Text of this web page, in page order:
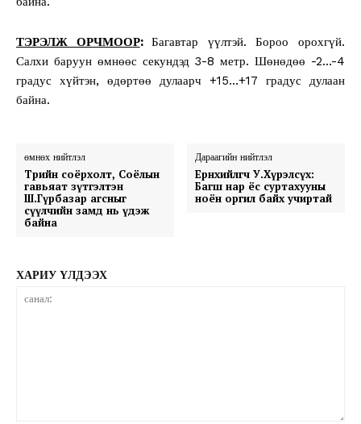
ТЭРЭЛЖ ОРЧМООР:Багавтар үүлтэй. Бороо орохгүй.
Салхи баруун өмнөөс секундэд 3-8 метр. Шөнөдөө -2…-4
градус хүйтэн, өдөртөө дулаарч +15…+17 градус дулаан
байна.
өмнөх нийтлэл
Төрийн соёрхолт, Соёлын
гавьяат зүтгэлтэн
Ш.Гүрбазар агсныг
сүүлчийн замд нь үдэж
байна
Дараагийн нийтлэл
Ерөнхийлөгч У.Хүрэлсүх:
Багш нар ёс суртахууны
ноён оргил байх учиртай
ХАРИУ ҮЛДЭЭХ